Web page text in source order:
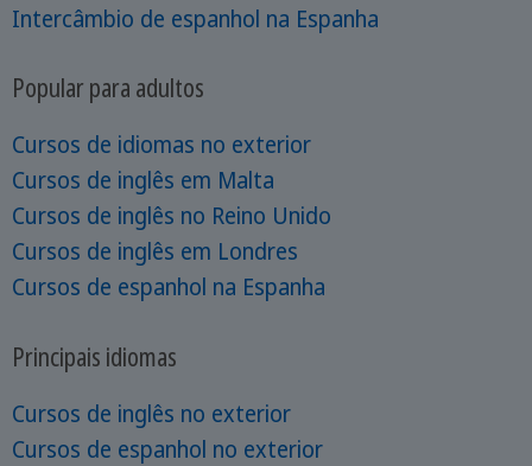
Intercâmbio de espanhol na Espanha
Popular para adultos
Cursos de idiomas no exterior
Cursos de inglês em Malta
Cursos de inglês no Reino Unido
Cursos de inglês em Londres
Cursos de espanhol na Espanha
Principais idiomas
Cursos de inglês no exterior
Cursos de espanhol no exterior